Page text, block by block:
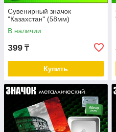
Сувенирный значок
"Казахстан" (58мм)
В наличии
399 ₸
Купить